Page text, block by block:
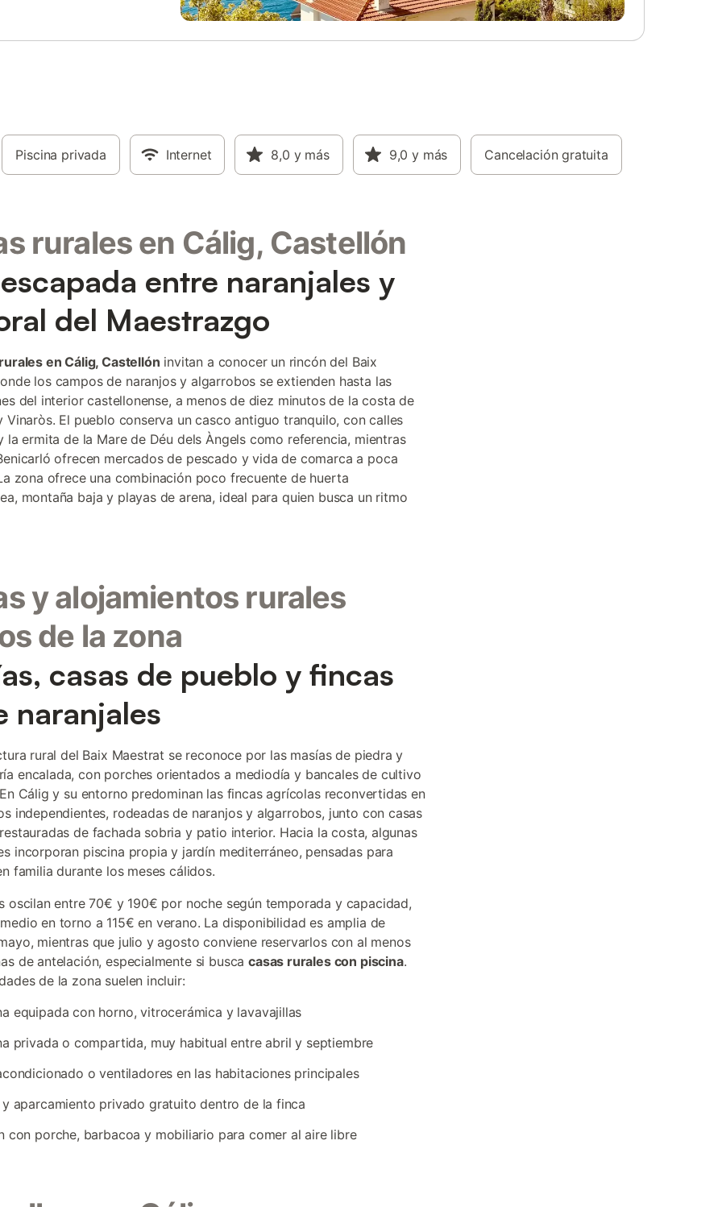
Piscina privada Internet 8,0 y más 9,0 y más Cancelación gratuita
rurales en Cálig, Castellón
entre naranjales y
del Maestrazgo
en Cálig, Castellón invitan a conocer un rincón del Baix
los campos de naranjos y algarrobos se extienden hasta las
del interior castellonense, a menos de diez minutos de la costa de
Vinaròs. El pueblo conserva un casco antiguo tranquilo, con calles
la ermita de la Mare de Déu dels Àngels como referencia, mientras
ofrecen mercados de pescado y vida de comarca a poca
zona ofrece una combinación poco frecuente de huerta
montaña baja y playas de arena, ideal para quien busca un ritmo
y alojamientos rurales
de la zona
casas de pueblo y fincas
naranjales
rural del Baix Maestrat se reconoce por las masías de piedra y
encalada, con porches orientados a mediodía y bancales de cultivo
Cálig y su entorno predominan las fincas agrícolas reconvertidas en
independientes, rodeadas de naranjos y algarrobos, junto con casas
de fachada sobria y patio interior. Hacia la costa, algunas
incorporan piscina propia y jardín mediterráneo, pensadas para
familia durante los meses cálidos.
oscilan entre 70€ y 190€ por noche según temporada y capacidad,
en torno a 115€ en verano. La disponibilidad es amplia de
mientras que julio y agosto conviene reservarlos con al menos
de antelación, especialmente si buscacasas rurales con piscina.
de la zona suelen incluir:
equipada con horno, vitrocerámica y lavavajillas
privada o compartida, muy habitual entre abril y septiembre
o ventiladores en las habitaciones principales
y aparcamiento privado gratuito dentro de la finca
con porche, barbacoa y mobiliario para comer al aire libre